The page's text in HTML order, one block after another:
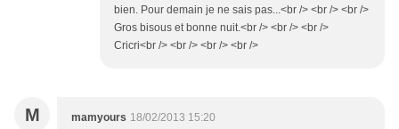
bien. Pour demain je ne sais pas...<br /> <br /> <br />
Gros bisous et bonne nuit.<br /> <br /> <br />
Cricri<br /> <br /> <br /> <br />
M mamyours 18/02/2013 15:20